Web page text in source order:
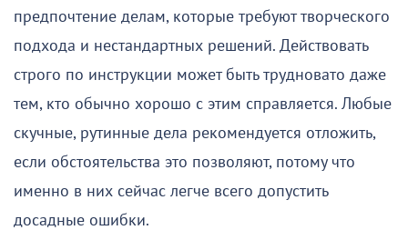
предпочтение делам, которые требуют творческого
подхода и нестандартных решений. Действовать
строго по инструкции может быть трудновато даже
тем, кто обычно хорошо с этим справляется. Любые
скучные, рутинные дела рекомендуется отложить,
если обстоятельства это позволяют, потому что
именно в них сейчас легче всего допустить
досадные ошибки.